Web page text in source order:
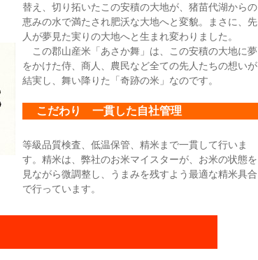
替え、切り拓いたこの安積の大地が、猪苗代湖からの
恵みの水で満たされ肥沃な大地へと変貌。まさに、先
人が夢見た実りの大地へと生まれ変わりました。
この郡山産米「あさか舞」は、この安積の大地に夢
をかけた侍、商人、農民など全ての先人たちの想いが
結実し、舞い降りた「奇跡の米」なのです。
こだわり 一貫した自社管理
等級品質検査、低温保管、精米まで一貫して行いま
す。精米は、弊社のお米マイスターが、お米の状態を
見ながら微調整し、うまみを残すよう最適な精米具合
で行っています。